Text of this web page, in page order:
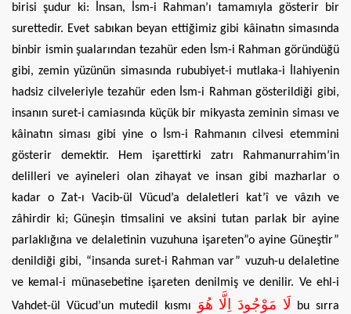
birisi şudur ki: İnsan, İsm-i Rahman’ı tamamıyla gösterir bir
surettedir. Evet sabıkan beyan ettiğimiz gibi kâinatın simasında
binbir ismin şualarından tezahür eden İsm-i Rahman göründüğü
gibi, zemin yüzünün simasında rububiyet-i mutlaka-i İlahiyenin
hadsiz cilveleriyle tezahür eden İsm-i Rahman gösterildiği gibi,
insanın suret-i camiasında küçük bir mikyasta zeminin siması ve
kâinatın siması gibi yine o İsm-i Rahmanın cilvesi etemmini
gösterir demektir. Hem işarettirki zatrı Rahmanurrahim’in
delilleri ve ayineleri olan zihayat ve insan gibi mazharlar o
kadar o Zat-ı Vacib-ül Vücud’a delaletleri kat’î ve vâzıh ve
zâhirdir ki; Güneşin timsalini ve aksini tutan parlak bir ayine
parlaklığına ve delaletinin vuzuhuna işareten”o ayine Güneştir”
denildiği gibi, “insanda suret-i Rahman var” vuzuh-u delaletine
ve kemal-i münasebetine işareten denilmiş ve denilir. Ve ehl-i
Vahdet-ül Vücud’un mutedil kısmı لَا مَوْجُودَ اِلَّا هُوَ
bu sırra